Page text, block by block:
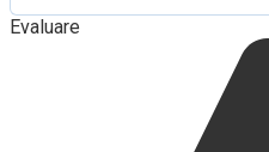
Evaluare